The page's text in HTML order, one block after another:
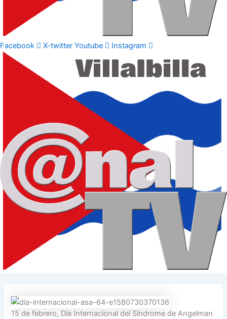
Facebook X-twitter Youtube Instagram
15 de febrero, Día Internacional del Síndrome de Angelman